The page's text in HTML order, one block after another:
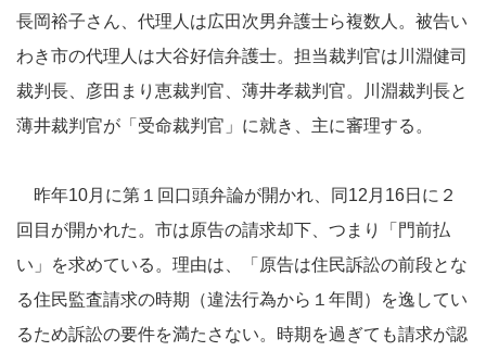
長岡裕子さん、代理人は広田次男弁護士ら複数人。被告い
わき市の代理人は大谷好信弁護士。担当裁判官は川淵健司
裁判長、彦田まり恵裁判官、薄井孝裁判官。川淵裁判長と
薄井裁判官が「受命裁判官」に就き、主に審理する。
昨年10月に第１回口頭弁論が開かれ、同12月16日に２
回目が開かれた。市は原告の請求却下、つまり「門前払
い」を求めている。理由は、「原告は住民訴訟の前段とな
る住民監査請求の時期（違法行為から１年間）を逸してい
るため訴訟の要件を満たさない。時期を過ぎても請求が認